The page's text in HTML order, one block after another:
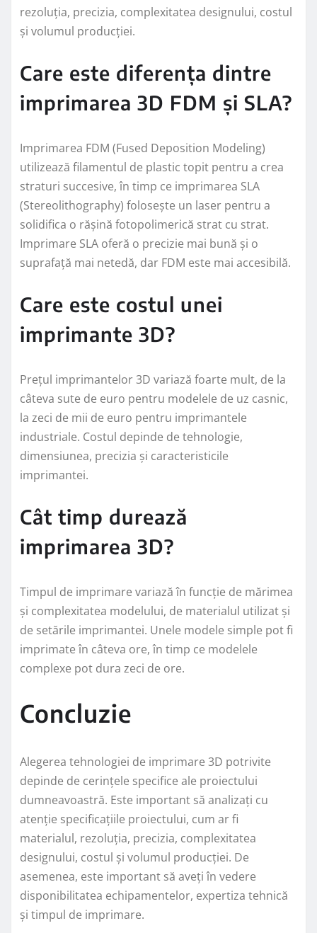
rezoluția, precizia, complexitatea designului, costul
și volumul producției.
Care este diferența dintre
imprimarea 3D FDM și SLA?
Imprimarea FDM (Fused Deposition Modeling)
utilizează filamentul de plastic topit pentru a crea
straturi succesive, în timp ce imprimarea SLA
(Stereolithography) folosește un laser pentru a
solidifica o rășină fotopolimerică strat cu strat.
Imprimare SLA oferă o precizie mai bună și o
suprafață mai netedă, dar FDM este mai accesibilă.
Care este costul unei
imprimante 3D?
Prețul imprimantelor 3D variază foarte mult, de la
câteva sute de euro pentru modelele de uz casnic,
la zeci de mii de euro pentru imprimantele
industriale. Costul depinde de tehnologie,
dimensiunea, precizia și caracteristicile
imprimantei.
Cât timp durează
imprimarea 3D?
Timpul de imprimare variază în funcție de mărimea
și complexitatea modelului, de materialul utilizat și
de setările imprimantei. Unele modele simple pot fi
imprimate în câteva ore, în timp ce modelele
complexe pot dura zeci de ore.
Concluzie
Alegerea tehnologiei de imprimare 3D potrivite
depinde de cerințele specifice ale proiectului
dumneavoastră. Este important să analizați cu
atenție specificațiile proiectului, cum ar fi
materialul, rezoluția, precizia, complexitatea
designului, costul și volumul producției. De
asemenea, este important să aveți în vedere
disponibilitatea echipamentelor, expertiza tehnică
și timpul de imprimare.